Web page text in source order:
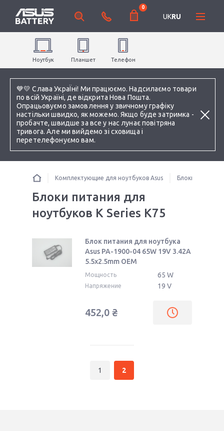
💙💛 Слава УкраЇні! Ми працюємо. Надсилаємо товари
по всій Україні, де відкрита Нова Пошта.
Опрацьовуємо замовлення у звичному графіку
настільки швидко, як можемо. Якщо буде затримка -
пробачте, швидше за все у нас лунає повітряна
тривога. Але ми вийдемо зі сховища і
перетелефонуємо вам.
0
UKRU
Ноутбук Планшет Телефон
Комплектующие для ноутбуков Asus Блоки питания
Блоки питания для
ноутбуков K Series K75
Блок питания для ноутбука
Asus PA-1900-04 65W 19V 3.42A
5.5x2.5mm OEM
Мощность 65 W
Напряжение 19 V
452,0 ₴
1 2